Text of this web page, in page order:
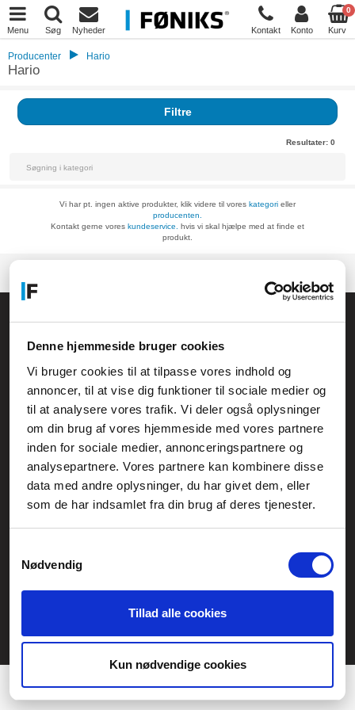
Denne hjemmeside bruger cookies
Vi bruger cookies til at tilpasse vores indhold og
annoncer, til at vise dig funktioner til sociale medier og
til at analysere vores trafik. Vi deler også oplysninger
om din brug af vores hjemmeside med vores partnere
inden for sociale medier, annonceringspartnere og
analysepartnere. Vores partnere kan kombinere disse
data med andre oplysninger, du har givet dem, eller
som de har indsamlet fra din brug af deres tjenester.
Nødvendig
Tillad alle cookies
Kun nødvendige cookies
Menu Søg Nyheder Kontakt Konto
0
Kurv
Producenter Hario
Hario
Filtre
Resultater: 0
Vi har pt. ingen aktive produkter, klik videre til vores kategori eller
producenten.
Kontakt gerne vores kundeservice.
hvis vi skal hjælpe med at finde et
produkt.
Anelystparken 33B, 8381 Tilst
Generelle henvendelser:
kontakt@fcomputer.dk
Service- og reklamationsafdelingen:
Sitemap
3 ugers returret Datasikkerhed/Cookies